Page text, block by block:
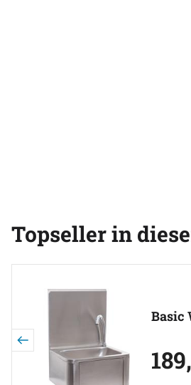
Topseller in
Basic
189,